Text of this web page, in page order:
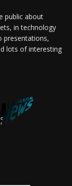
public about
in technology
presentations,
lots of interesting